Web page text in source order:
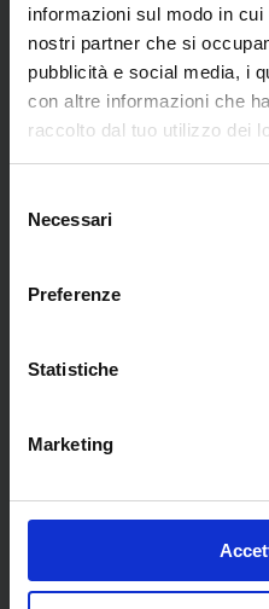
informazioni sul modo in
nostri partner che si
pubblicità e social media, i
con altre informazioni che
raccolto dal tuo utilizzo dei
delNecessari
Preferenze
Statistiche
Marketing
SCOPRI I NOSTRI CENTRI
Chi siamo
Meccanica
Blog